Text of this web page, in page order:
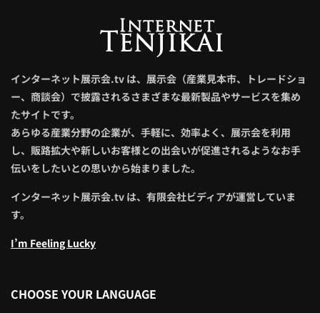
インターネット展示会.tv は、展示会（産業見本市、トレードショ
ー、商談会）で披露されるさまざまな最新製品やサービスを集め
たサイトです。
あらゆる産業分野の企業が、手軽に、効率よく、展示会を利用
し、販路拡大や新しいお客様との出会いが促進されるようなお手
伝いをしたいとの思いから始まりました。
インターネット展示会.tv は、有限会社ビディアが運営していま
す。
I’m Feeling Lucky
CHOOSE YOUR LANGUAGE